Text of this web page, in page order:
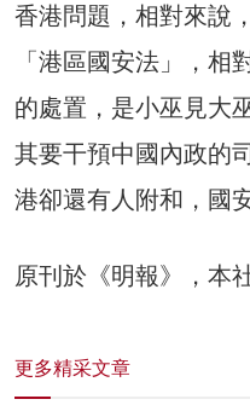
香港問題，相對來說
「港區國安法」，相
的處置，是小巫見大
其要干預中國內政的
港卻還有人附和，國
原刊於《明報》，本
更多精采文章